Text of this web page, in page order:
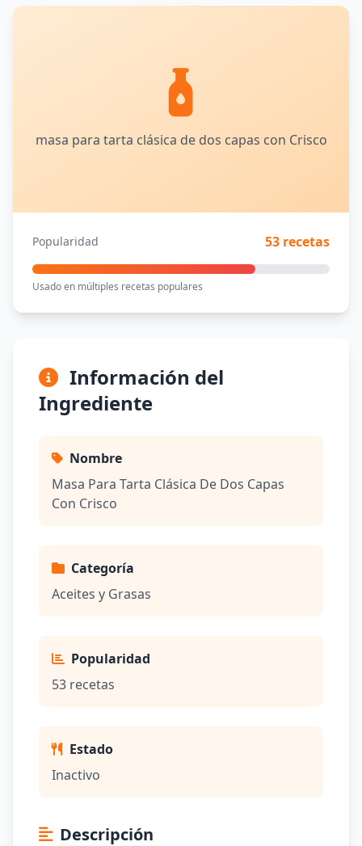
masa para tarta clásica de dos capas con Crisco
Popularidad 53 recetas
Usado en múltiples recetas populares
Información del
Ingrediente
Nombre
Masa Para Tarta Clásica De Dos Capas
Con Crisco
Categoría
Aceites y Grasas
Popularidad
53 recetas
Estado
Inactivo
Descripción